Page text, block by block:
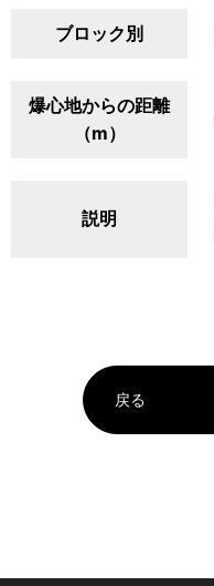
ブロック別
爆心地からの距離
（m）
説明
戻る